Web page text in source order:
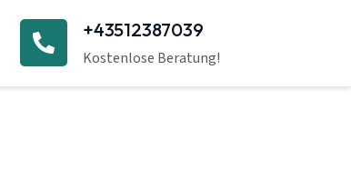
+43512387039
Kostenlose Beratung!